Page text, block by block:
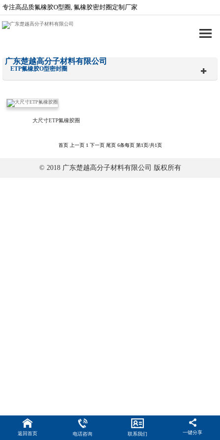
专注高品质氟橡胶O型圈, 氟橡胶密封圈定制厂家
广东楚越高分子材料有限公司
ETP氟橡胶O型密封圈
大尺寸ETP氟橡胶圈
首页 上一页 1 下一页 尾页 6条每页第1页/共1页
© 2018 广东楚越高分子材料有限公司 版权所有
返回首页 电话咨询 联系我们 一键分享